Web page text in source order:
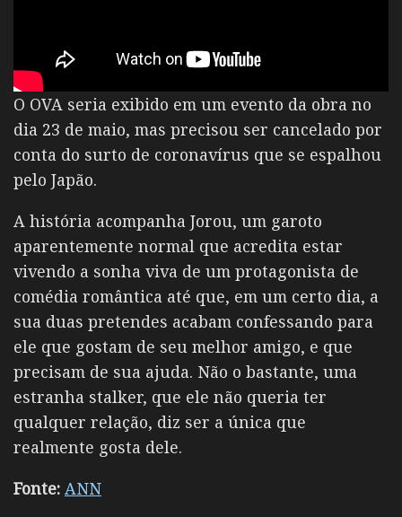
O OVA seria exibido em um evento da obra no
dia 23 de maio, mas precisou ser cancelado por
conta do surto de coronavírus que se espalhou
pelo Japão.
A história acompanha Jorou, um garoto
aparentemente normal que acredita estar
vivendo a sonha viva de um protagonista de
comédia romântica até que, em um certo dia, a
sua duas pretendes acabam confessando para
ele que gostam de seu melhor amigo, e que
precisam de sua ajuda. Não o bastante, uma
estranha stalker, que ele não queria ter
qualquer relação, diz ser a única que
realmente gosta dele.
Fonte: ANN